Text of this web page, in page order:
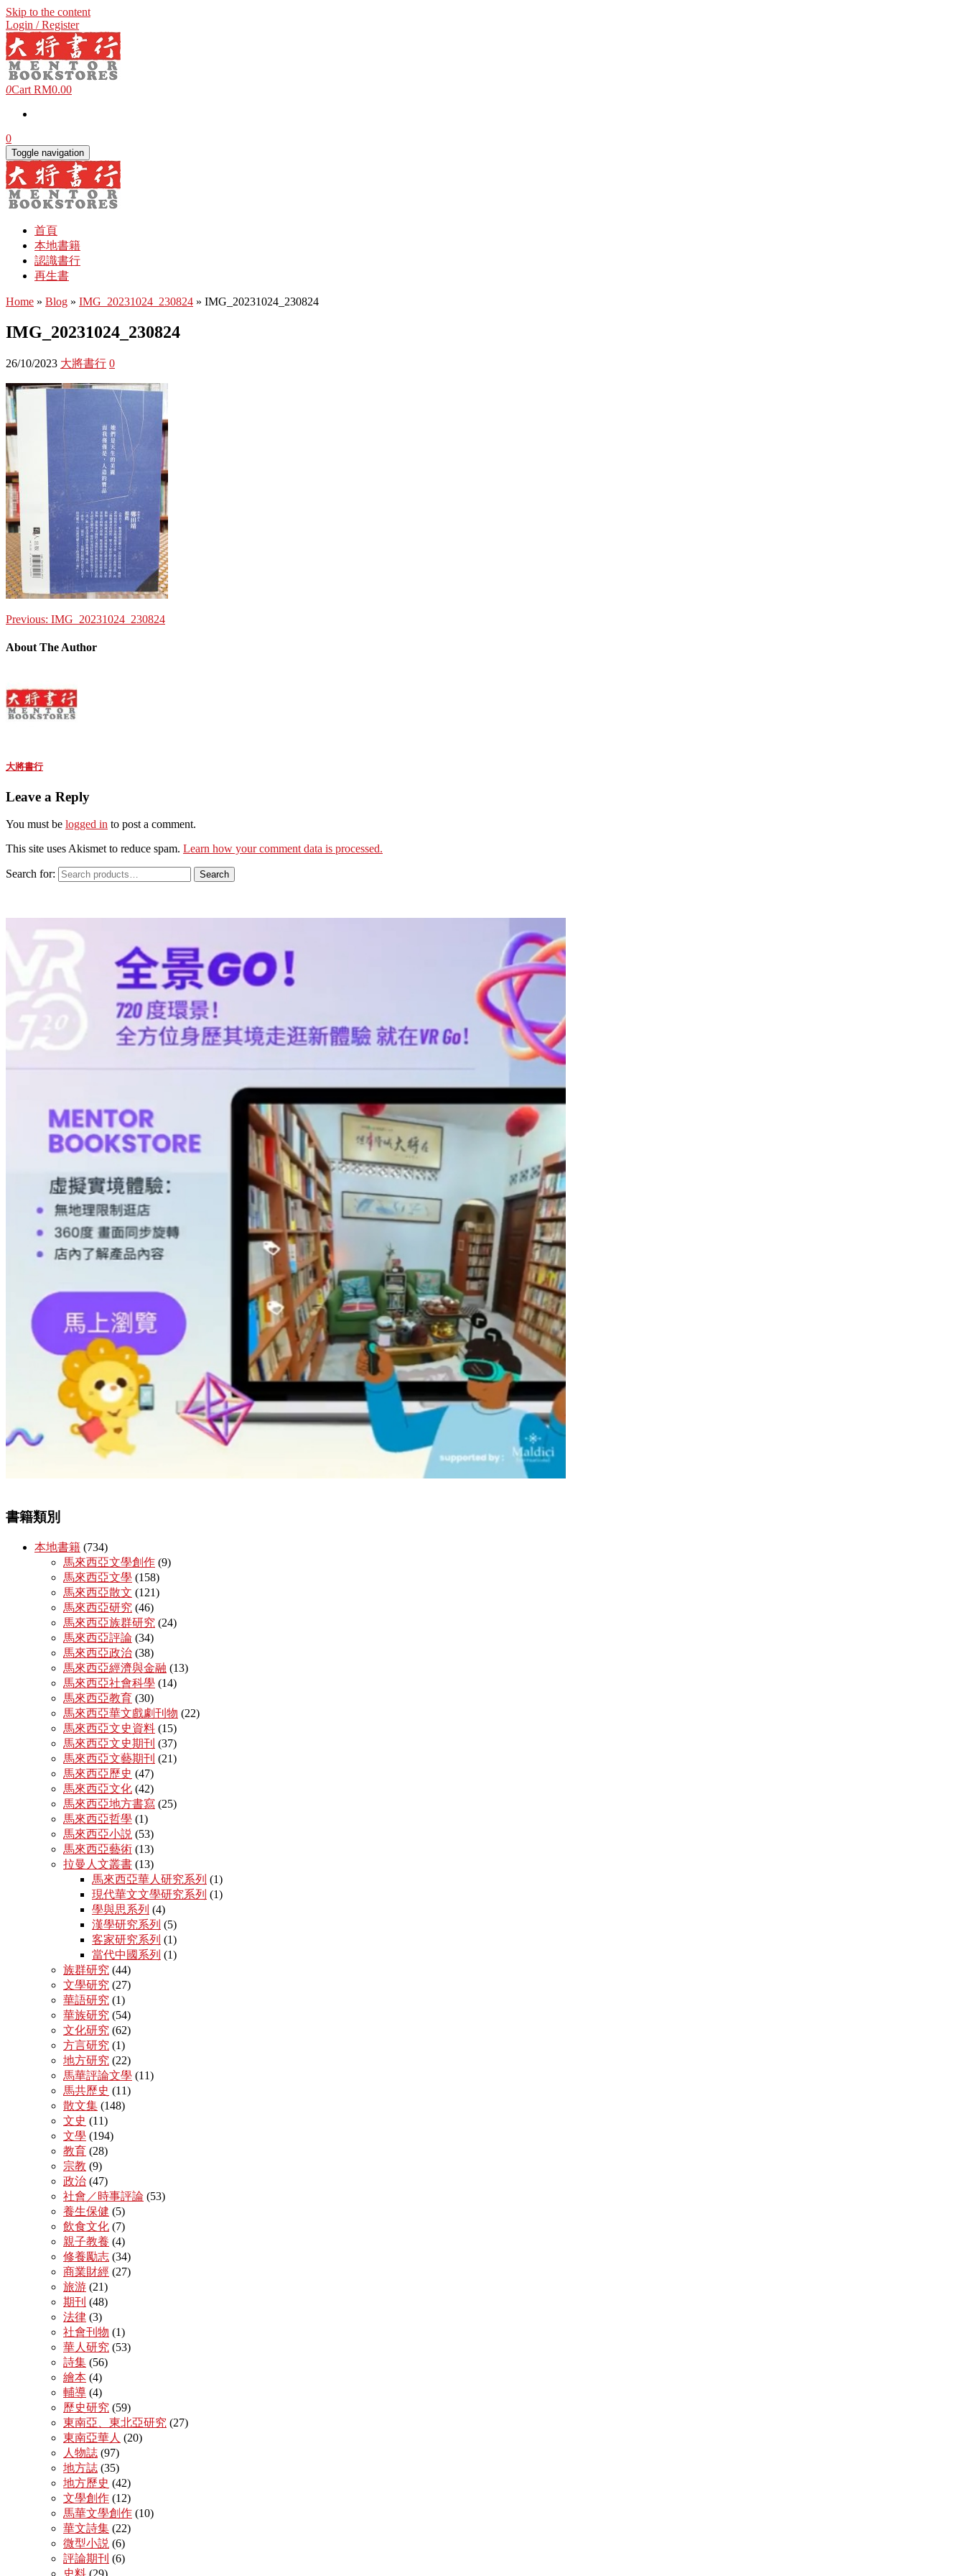
Skip to the content
Login / Register
0Cart RM0.00
0
Toggle navigation
首頁
本地書籍
認識書行
再生書
Home » Blog » IMG_20231024_230824 » IMG_20231024_230824
IMG_20231024_230824
26/10/2023 大將書行 0
Previous: IMG_20231024_230824
About The Author
大將書行
Leave a Reply
You must be logged in to post a comment.
This site uses Akismet to reduce spam. Learn how your comment data is processed.
Search for: Search
書籍類別
本地書籍 (734)
馬來西亞文學創作 (9)
馬來西亞文學 (158)
馬來西亞散文 (121)
馬來西亞研究 (46)
馬來西亞族群研究 (24)
馬來西亞評論 (34)
馬來西亞政治 (38)
馬來西亞經濟與金融 (13)
馬來西亞社會科學 (14)
馬來西亞教育 (30)
馬來西亞華文戲劇刊物 (22)
馬來西亞文史資料 (15)
馬來西亞文史期刊 (37)
馬來西亞文藝期刊 (21)
馬來西亞歷史 (47)
馬來西亞文化 (42)
馬來西亞地方書寫 (25)
馬來西亞哲學 (1)
馬來西亞小説 (53)
馬來西亞藝術 (13)
拉曼人文叢書 (13)
馬來西亞華人研究系列 (1)
現代華文文學研究系列 (1)
學與思系列 (4)
漢學研究系列 (5)
客家研究系列 (1)
當代中國系列 (1)
族群研究 (44)
文學研究 (27)
華語研究 (1)
華族研究 (54)
文化研究 (62)
方言研究 (1)
地方研究 (22)
馬華評論文學 (11)
馬共歷史 (11)
散文集 (148)
文史 (11)
文學 (194)
教育 (28)
宗教 (9)
政治 (47)
社會／時事評論 (53)
養生保健 (5)
飲食文化 (7)
親子教養 (4)
修養勵志 (34)
商業財經 (27)
旅游 (21)
期刊 (48)
法律 (3)
社會刊物 (1)
華人研究 (53)
詩集 (56)
繪本 (4)
輔導 (4)
歷史研究 (59)
東南亞、東北亞研究 (27)
東南亞華人 (20)
人物誌 (97)
地方誌 (35)
地方歷史 (42)
文學創作 (12)
馬華文學創作 (10)
華文詩集 (22)
微型小説 (6)
評論期刊 (6)
史料 (29)